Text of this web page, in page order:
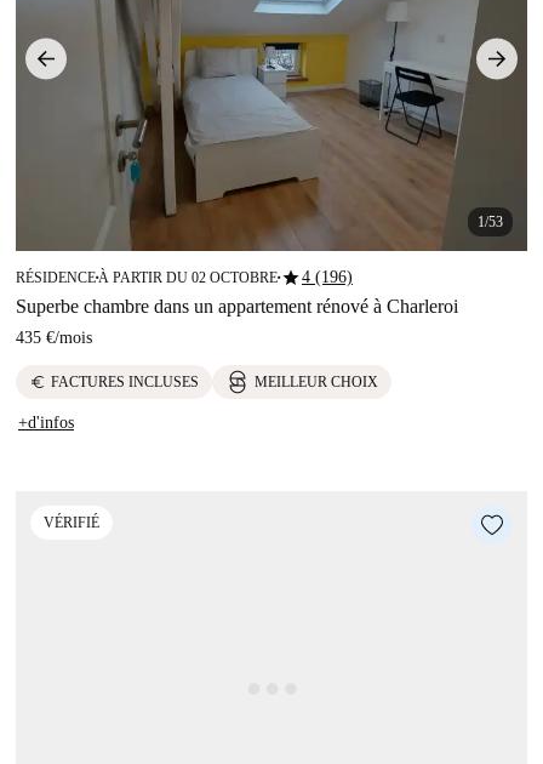
1/53
RÉSIDENCE■À PARTIR DU 02 OCTOBRE■star4 (196)
Superbe chambre dans un appartement rénové à Charleroi
435 €/mois
euro FACTURES INCLUSES MEILLEUR CHOIX
+d'infos
VÉRIFIÉ